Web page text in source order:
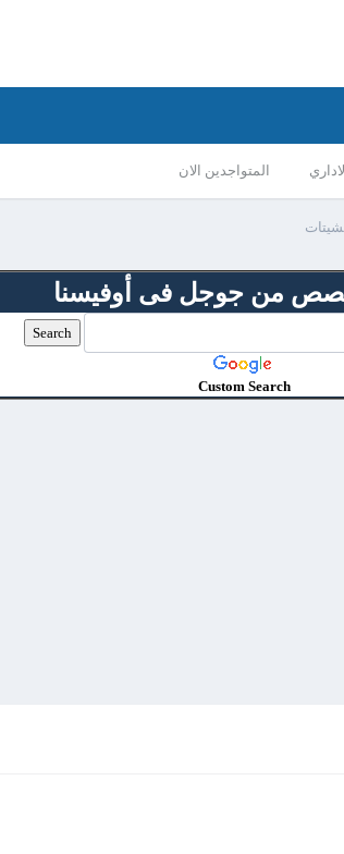
المتواجدين الان
من جوجل فى أوفيسنا
Custom Search